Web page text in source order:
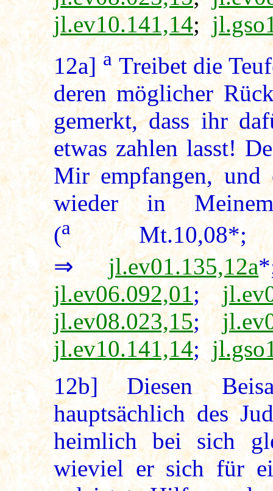
jl.ev10.141,14;
12a] aTreibet die
deren möglicher
gemerkt, dass ihr
etwas zahlen lasst!
Mir empfangen,
wieder in
(a
⇒jl.ev01.135,12a
jl.ev06.092,01;
jl.ev08.023,15;
jl.ev10.141,14;
12b] Diesen
hauptsächlich des
heimlich bei sich
wieviel er sich für